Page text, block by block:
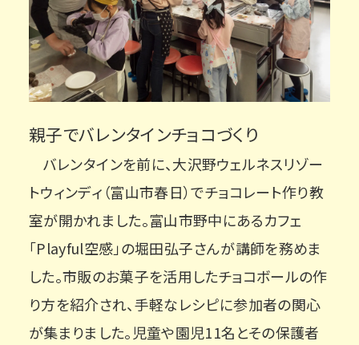
親子でバレンタインチョコづくり
バレンタインを前に、大沢野ウェルネスリゾー
トウィンディ（富山市春日）でチョコレート作り教
室が開かれました。富山市野中にあるカフェ
「Playful空感」の堀田弘子さんが講師を務めま
した。市販のお菓子を活用したチョコボールの作
り方を紹介され、手軽なレシピに参加者の関心
が集まりました。児童や園児11名とその保護者